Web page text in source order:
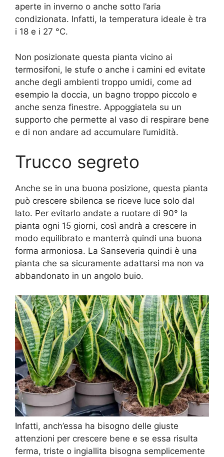
aperte in inverno o anche sotto l’aria
condizionata. Infatti, la temperatura ideale è tra
i 18 e i 27 °C.
Non posizionate questa pianta vicino ai
termosifoni, le stufe o anche i camini ed evitate
anche degli ambienti troppo umidi, come ad
esempio la doccia, un bagno troppo piccolo e
anche senza finestre. Appoggiatela su un
supporto che permette al vaso di respirare bene
e di non andare ad accumulare l’umidità.
Trucco segreto
Anche se in una buona posizione, questa pianta
può crescere sbilenca se riceve luce solo dal
lato. Per evitarlo andate a ruotare di 90° la
pianta ogni 15 giorni, così andrà a crescere in
modo equilibrato e manterrà quindi una buona
forma armoniosa. La Sanseveria quindi è una
pianta che sa sicuramente adattarsi ma non va
abbandonato in un angolo buio.
Infatti, anch’essa ha bisogno delle giuste
attenzioni per crescere bene e se essa risulta
ferma, triste o ingiallita bisogna semplicemente